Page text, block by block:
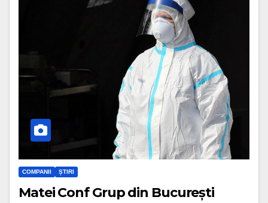
COMPANII ȘTIRI
Matei Conf Grup din București